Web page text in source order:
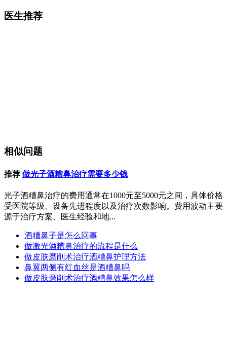
医生推荐
相似问题
推荐 做光子酒糟鼻治疗需要多少钱
光子酒糟鼻治疗的费用通常在1000元至5000元之间，具体价格
受医院等级、设备先进程度以及治疗次数影响。费用波动主要
源于治疗方案、医生经验和地...
酒糟鼻子是怎么回事
做激光酒糟鼻治疗的流程是什么
做皮肤磨削术治疗酒糟鼻护理方法
鼻翼两侧有红血丝是酒糟鼻吗
做皮肤磨削术治疗酒糟鼻效果怎么样